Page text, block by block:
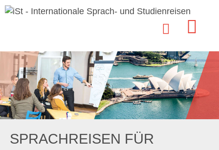
SPRACHREISEN FÜR